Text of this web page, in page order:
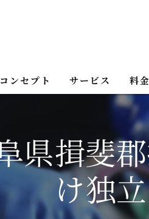
コンセプト サービス 料
県揖斐
け独